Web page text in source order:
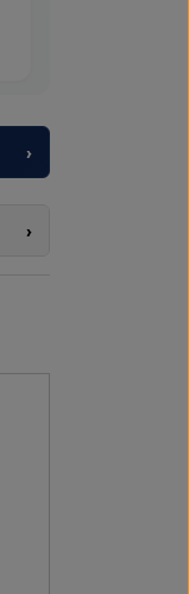
›
›